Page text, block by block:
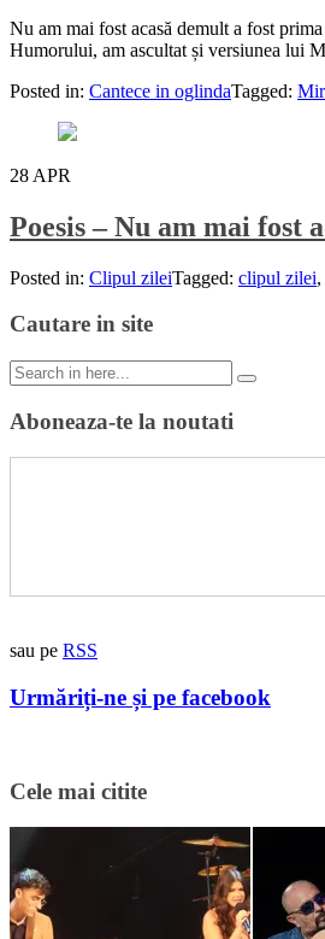
Nu am mai fost acasă demult a fost
Humorului, am ascultat și versiunea lui
Posted in: Cantece in oglindaTagged:
28 APR
Poesis – Nu am mai fost
Posted in: Clipul zileiTagged: clipul zilei,
Cautare in site
Search
for:
Aboneaza-te la noutati
sau pe RSS
Urmăriți-ne și pe facebook
Cele mai citite